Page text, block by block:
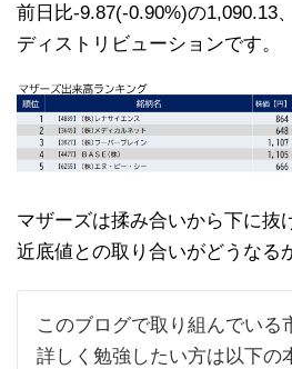
前日比-9.87(-0.90%)の1,090.13
ディストリビューションです。
マザーズは揉み合いから下に抜
近底値との取り合いがどうなる
このブログで取り組んでいる
詳しく勉強したい方は以下の